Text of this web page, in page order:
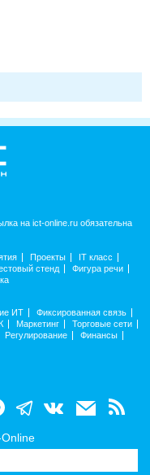
на ict-online.ru обязательна
Проекты
IT класс
стенд
Фигура речи
ИТ
Фиксированная связь
Маркетинг
Торговые сети
Регулирование
Финансы